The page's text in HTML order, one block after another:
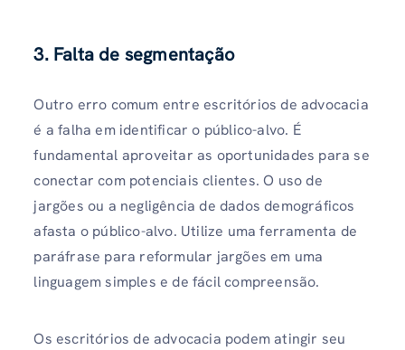
3. Falta de segmentação
Outro erro comum entre escritórios de advocacia
é a falha em identificar o público-alvo. É
fundamental aproveitar as oportunidades para se
conectar com potenciais clientes. O uso de
jargões ou a negligência de dados demográficos
afasta o público-alvo. Utilize uma ferramenta de
paráfrase para reformular jargões em uma
linguagem simples e de fácil compreensão.
Os escritórios de advocacia podem atingir seu